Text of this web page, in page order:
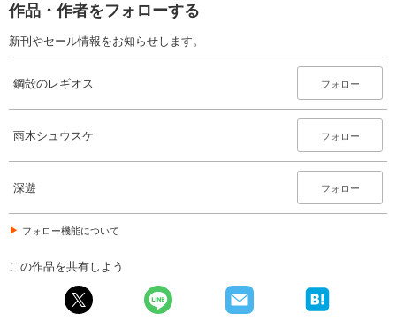
作品・作者をフォローする
新刊やセール情報をお知らせします。
鋼殻のレギオス フォロー
雨木シュウスケ フォロー
深遊 フォロー
フォロー機能について
この作品を共有しよう